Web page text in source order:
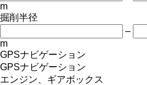
m
掘削半径
–
m
GPSナビゲーション
GPSナビゲーション
エンジン、ギアボックス